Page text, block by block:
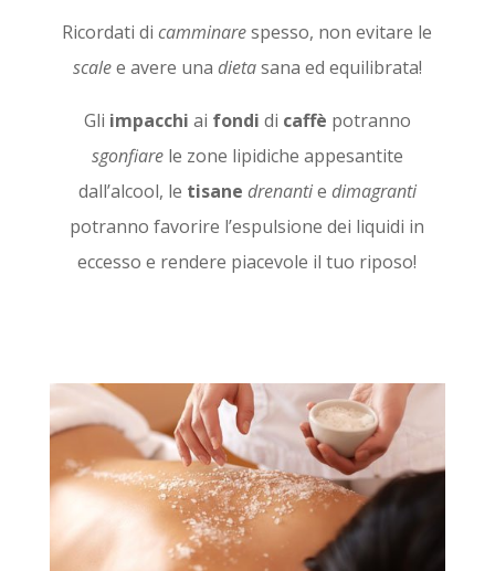
Ricordati dicamminarespesso, non evitare le
scalee avere una dietasana ed equilibrata!
Gli impacchi ai fondi di caffè potranno
sgonfiarele zone lipidiche appesantite
dall’alcool, le tisane drenantie dimagranti
potranno favorire l’espulsione dei liquidi in
eccesso e rendere piacevole il tuo riposo!